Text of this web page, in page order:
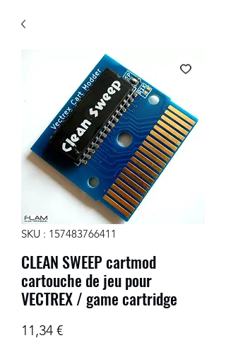
SKU : 157483766411
CLEAN SWEEP cartmod
cartouche de jeu pour
VECTREX / game cartridge
11,34 €Prix